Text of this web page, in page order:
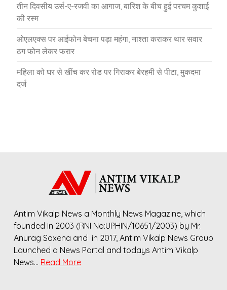
तीन दिवसीय उर्स-ए-रजवी का आगाज, बारिश के बीच हुई परचम कुशाई
की रस्म
ओएलएक्स पर आईफोन बेचना पड़ा महंगा, नाश्ता कराकर थार सवार
ठग फोन लेकर फरार
महिला को घर से खींच कर रोड पर गिराकर बेरहमी से पीटा, मुकदमा
दर्ज
Antim Vikalp News a Monthly News Magazine, which
founded in 2003 (RNI No:UPHIN/10651/2003) by Mr.
Anurag Saxena and in 2017, Antim Vikalp News Group
Launched a News Portal and todays Antim Vikalp
News… Read More